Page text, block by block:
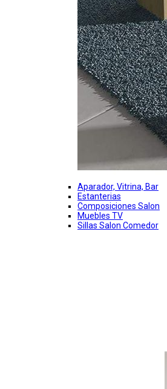
Aparador, Vitrina, Bar
Estanterias
Composiciones Salon
Muebles TV
Sillas Salon Comedor